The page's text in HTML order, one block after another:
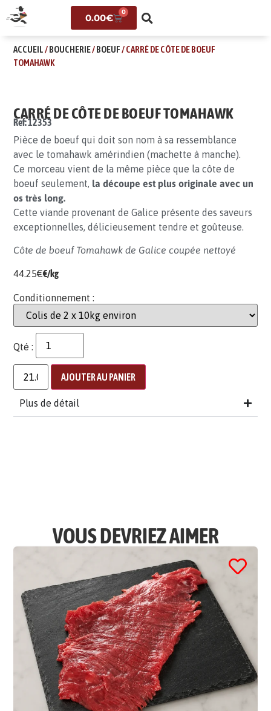
0.00€
0
ACCUEIL/BOUCHERIE/BOEUF/ CARRÉ DE CÔTE DE BOEUF
TOMAHAWK
CARRÉ DE CÔTE DE BOEUF TOMAHAWK
Ref: 12353
Pièce de boeuf qui doit son nom à sa ressemblance
avec le tomahawk amérindien (machette à manche).
Ce morceau vient de la même pièce que la côte de
boeuf seulement, la découpe est plus originale avec un
os très long.
Cette viande provenant de Galice présente des saveurs
exceptionnelles, délicieusement tendre et goûteuse.
Côte de boeuf Tomahawk de Galice coupée nettoyé
44.25€€/kg
Conditionnement :
Qté :
AJOUTER AU PANIER
Plus de détail
VOUS DEVRIEZ AIMER